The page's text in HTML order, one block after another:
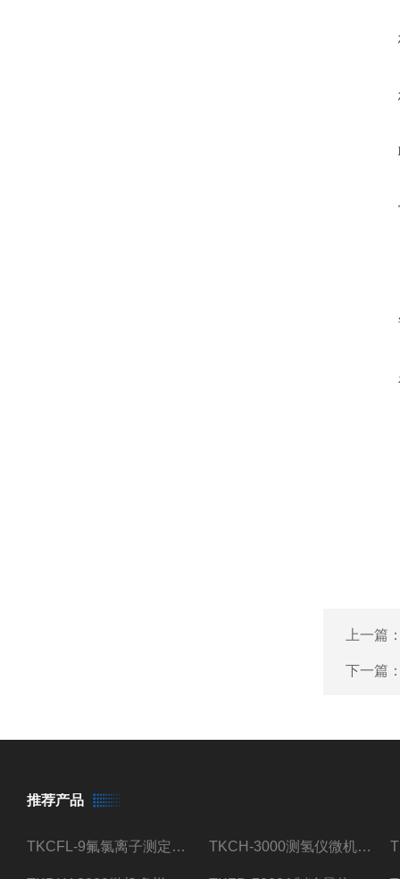
上一篇
下一篇
推荐产品
TKCFL-9氟氯离子测定仪自动煤质检测 TKCH-3000测氢仪微机氢元素测定煤质检测